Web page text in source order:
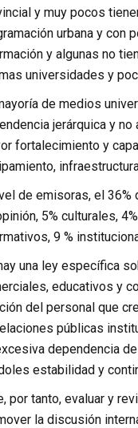
y muy pocos
urbana y con
y algunas no
universidades y
de medios
jerárquica y
fortalecimiento y
de emisoras, el 36%
5% culturales,
9 %
una ley específica
educativos y
del personal que
públicas
dependencia
estabilidad y
por tanto, evaluar y
la discusión